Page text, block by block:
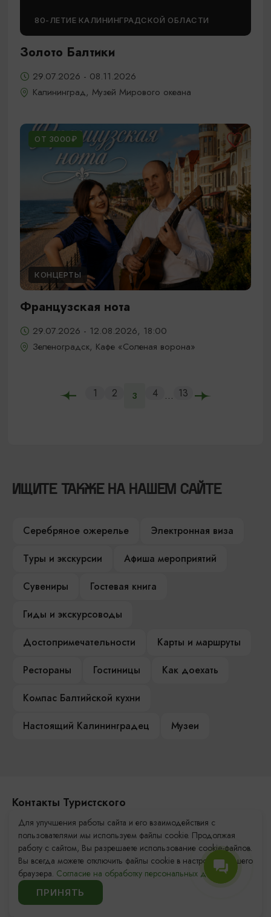
80-ЛЕТИЕ КАЛИНИНГРАДСКОЙ ОБЛАСТИ
Золото Балтики
29.07.2026 - 08.11.2026
Калининград, Музей Мирового океана
ОТ 3000₽
КОНЦЕРТЫ
Французская нота
29.07.2026 - 12.08.2026, 18:00
Зеленоградск, Кафе «Соленая ворона»
1 2 3 4 ... 13
ИЩИТЕ ТАКЖЕ НА НАШЕМ САЙТЕ
Серебряное ожерелье
Электронная виза
Туры и экскурсии
Афиша мероприятий
Сувениры
Гостевая книга
Гиды и экскурсоводы
Достопримечательности
Карты и маршруты
Рестораны
Гостиницы
Как доехать
Компас Балтийской кухни
Настоящий Калининградец
Музеи
Контакты Туристского
информационного центра
+7 (4012) 555-200
8 (800) 200-55-39
info@visit-kaliningrad.ru
Для улучшения работы сайта и его взаимодействия с
пользователями мы используем файлы cookie. Продолжая
работу с сайтом, Вы разрешаете использование cookie-файлов.
Вы всегда можете отключить файлы cookie в настройках Вашего
браузера. Согласие на обработку персональных данных.
ПРИНЯТЬ